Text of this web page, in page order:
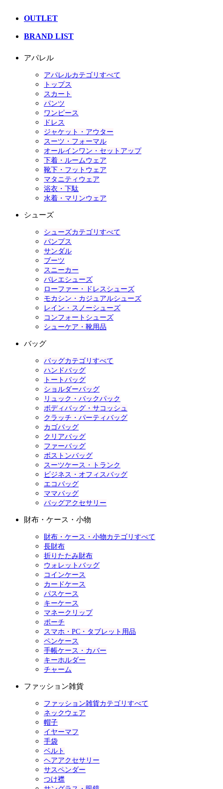
OUTLET
BRAND LIST
アパレル
アパレルカテゴリすべて
トップス
スカート
パンツ
ワンピース
ドレス
ジャケット・アウター
スーツ・フォーマル
オールインワン・セットアップ
下着・ルームウェア
靴下・フットウェア
マタニティウェア
浴衣・下駄
水着・マリンウェア
シューズ
シューズカテゴリすべて
パンプス
サンダル
ブーツ
スニーカー
バレエシューズ
ローファー・ドレスシューズ
モカシン・カジュアルシューズ
レイン・スノーシューズ
コンフォートシューズ
シューケア・靴用品
バッグ
バッグカテゴリすべて
ハンドバッグ
トートバッグ
ショルダーバッグ
リュック・バックパック
ボディバッグ・サコッシュ
クラッチ・パーティバッグ
カゴバッグ
クリアバッグ
ファーバッグ
ボストンバッグ
スーツケース・トランク
ビジネス・オフィスバッグ
エコバッグ
ママバッグ
バッグアクセサリー
財布・ケース・小物
財布・ケース・小物カテゴリすべて
長財布
折りたたみ財布
ウォレットバッグ
コインケース
カードケース
パスケース
キーケース
マネークリップ
ポーチ
スマホ・PC・タブレット用品
ペンケース
手帳ケース・カバー
キーホルダー
チャーム
ファッション雑貨
ファッション雑貨カテゴリすべて
ネックウェア
帽子
イヤーマフ
手袋
ベルト
ヘアアクセサリー
サスペンダー
つけ襟